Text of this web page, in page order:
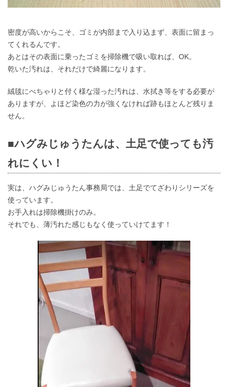
密度が高いからこそ、ゴミが内部まで入り込まず、表面に留まっ
てくれるんです。
あとはその表面に乗ったゴミを掃除機で吸い取れば、OK。
乾いた汚れは、それだけで綺麗になります。
絨毯にべちゃりと付く様な湿った汚れは、水拭き等をする必要が
ありますが、よほど染色の力が強くなければ跡もほとんど残りま
せん。
■ハグみじゅうたんは、土足で使っても汚
れにくい！
実は、ハグみじゅうたん事務局では、土足でてざわりシリーズを
使っています。
お手入れは掃除機掛けのみ。
それでも、薄汚れた感じもなく使っていけてます！